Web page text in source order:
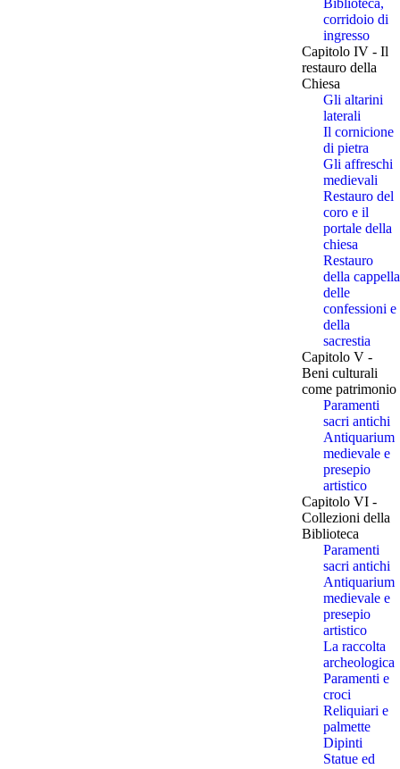
Biblioteca,
corridoio di
ingresso
Capitolo IV - Il
restauro della
Chiesa
Gli altarini
laterali
Il cornicione
di pietra
Gli affreschi
medievali
Restauro del
coro e il
portale della
chiesa
Restauro
della cappella
delle
confessioni e
della
sacrestia
Capitolo V -
Beni culturali
come patrimonio
Paramenti
sacri antichi
Antiquarium
medievale e
presepio
artistico
Capitolo VI -
Collezioni della
Biblioteca
Paramenti
sacri antichi
Antiquarium
medievale e
presepio
artistico
La raccolta
archeologica
Paramenti e
croci
Reliquiari e
palmette
Dipinti
Statue ed